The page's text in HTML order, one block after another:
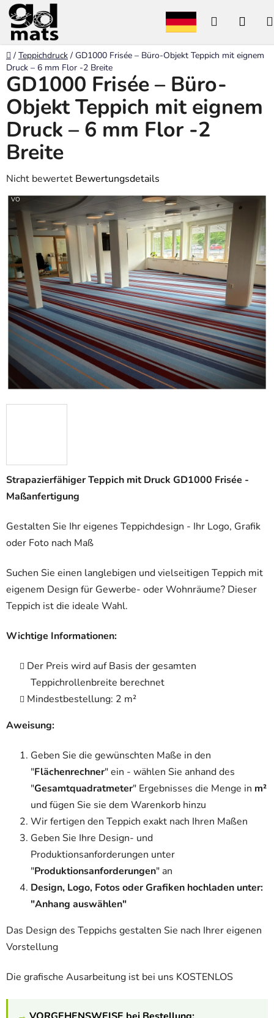
Zum
Inhalt
springen
Suchen
Startseite
/ Teppichdruck / GD1000 Frisée – Büro-Objekt Teppich mit eignem
Druck – 6 mm Flor -2 Breite
Strapazierfähiger Teppich mit Druck GD1000 Frisée -
Maßanfertigung
Gestalten Sie Ihr eigenes Teppichdesign - Ihr Logo, Grafik
oder Foto nach Maß
Suchen Sie einen langlebigen und vielseitigen Teppich mit
eigenem Design für Gewerbe- oder Wohnräume? Dieser
Teppich ist die ideale Wahl.
Wichtige Informationen:
Der Preis wird auf Basis der gesamten
Teppichrollenbreite berechnet
Mindestbestellung: 2 m²
Aweisung:
Geben Sie die gewünschten Maße in den
"Flächenrechner" ein - wählen Sie anhand des
"Gesamtquadratmeter" Ergebnisses die Menge in m²
und fügen Sie sie dem Warenkorb hinzu
Wir fertigen den Teppich exakt nach Ihren Maßen
Geben Sie Ihre Design- und
Produktionsanforderungen unter
"Produktionsanforderungen" an
Design, Logo, Fotos oder Grafiken hochladen unter:
"Anhang auswählen"
Das Design des Teppichs gestalten Sie nach Ihrer eigenen
Vorstellung
Die grafische Ausarbeitung ist bei uns KOSTENLOS
GD1000 Frisée – Büro-
Objekt Teppich mit eignem
Druck – 6 mm Flor -2
Breite
Die
durchschnittliche
Produktbewertung
ist
0,0
von
5
Sternen.
Nicht bewertet Bewertungsdetails
VO